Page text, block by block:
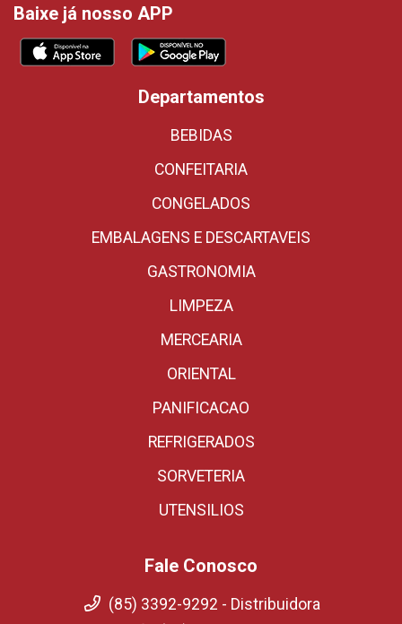
Baixe já nosso APP
Departamentos
BEBIDAS
CONFEITARIA
CONGELADOS
EMBALAGENS E DESCARTAVEIS
GASTRONOMIA
LIMPEZA
MERCEARIA
ORIENTAL
PANIFICACAO
REFRIGERADOS
SORVETERIA
UTENSILIOS
Fale Conosco
(85) 3392-9292 - Distribuidora